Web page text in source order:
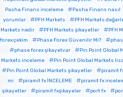
Pasha Finans inceleme
Pasha Finans nasıl
yorumlar
PFH Markets PFH Markets
Markets nedir
PFH Markets şikayetler PFH
forex çekim
Phase Forex Güvenilir Mi?
phase forex şikayetvar
Pin Point Global
Markets inceleme
Pin Point Global Markets
Pin Point Global Markets şikayetler
piramit
mi
piramit fx İNCELEME piramit fx
şikayetler
piramit fxşikayeler port fx